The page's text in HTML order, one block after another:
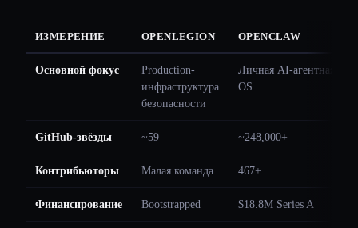
ИЗМЕРЕНИЕ OPENLEGION OPENCLAW
Основной фокус
Production-
инфраструктура
безопасности
Личная AI-агентная
OS
GitHub-звёзды ~59 ~248,000+
Контрибьюторы Малая команда 467+
Финансирование Bootstrapped $18.8M Series A